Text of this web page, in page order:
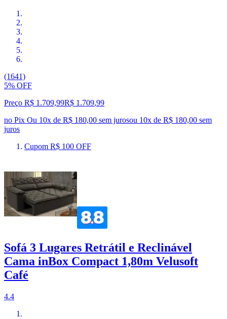
(1641)
5% OFF
Preço R$ 1.709,99R$ 1.709,99
no Pix Ou 10x de R$ 180,00 sem jurosou 10x de R$ 180,00 sem
juros
Cupom R$ 100 OFF
Sofá 3 Lugares Retrátil e Reclinável
Cama inBox Compact 1,80m Velusoft
Café
4.4